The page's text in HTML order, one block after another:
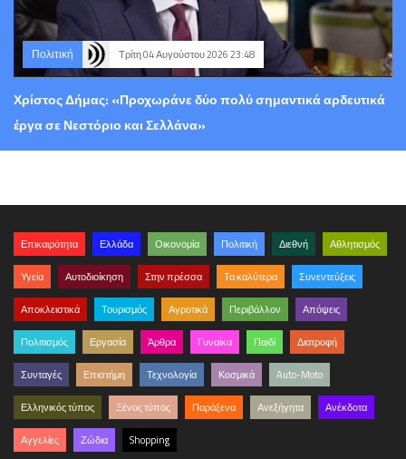
Πολιτική Τρίτη 04 Αυγούστου 2026 23:48
Χρίστος Δήμας: «Προχωράνε δύο πολύ σημαντικά αρδευτικά
έργα σε Νεστόριο και Σελλάνα»
Επικαιρότητα Ελλάδα Οικονομία Πολιτική Διεθνή Αθλητισμός
Υγεία Αυτοδιοίκηση Στην πρέσσα Τα καλύτερα Συνεντεύξεις
Αποκλειστικά Τουρισμός Αγροτικά Περιβάλλον Απόψεις
Πολιτισμός Εργασία Άρθρα Γυναίκα Παιδί Διατροφή
Συνταγές Επιστήμη Τεχνολογία Κοσμικά Auto-Moto
Ελληνικός τύπος Ξένος τύπος Παράξενα Ανεξήγητα Ανέκδοτα
Αγγελίες Ζώδια Shopping